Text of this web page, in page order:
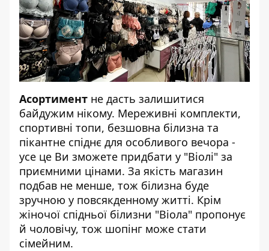
Асортимент не дасть залишитися
байдужим нікому. Мереживні комплекти,
спортивні топи, безшовна білизна та
пікантне спіднє для особливого вечора -
усе це Ви зможете придбати у "Віолі" за
приємними цінами. За якість магазин
подбав не менше, тож білизна буде
зручною у повсякденному житті. Крім
жіночої спідньої білизни "Віола" пропонує
й чоловічу, тож шопінг може стати
сімейним.